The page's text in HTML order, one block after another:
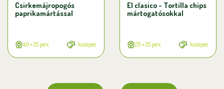
Csirkemájropogós
paprikamártással
40 + 25 perc közepes
El clasico - Tortilla chips
mártogatósokkal
20 + 25 perc közepes